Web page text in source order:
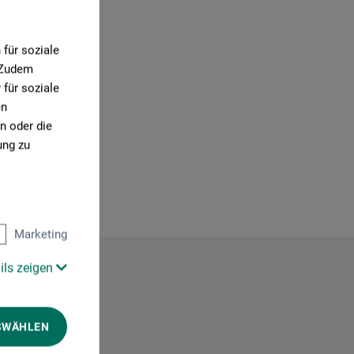
für soziale
für soziale
oder die
zu
Marketing
zeigen